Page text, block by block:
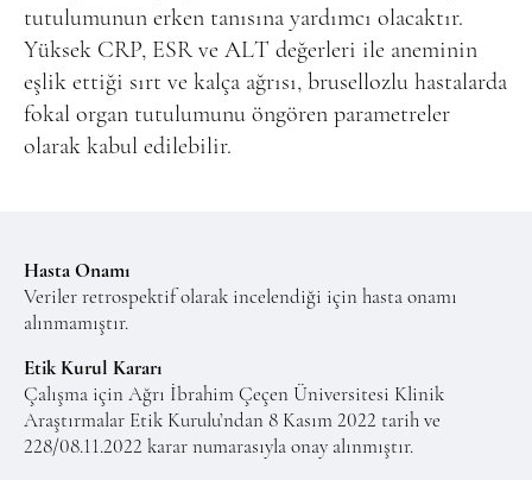
tutulumunun erken tanısına yardımcı olacaktır.
Yüksek CRP, ESR ve ALT değerleri ile aneminin
eşlik ettiği sırt ve kalça ağrısı, brusellozlu hastalarda
fokal organ tutulumunu öngören parametreler
olarak kabul edilebilir.
Hasta Onamı
Veriler retrospektif olarak incelendiği için hasta onamı
alınmamıştır.
Etik Kurul Kararı
Çalışma için Ağrı İbrahim Çeçen Üniversitesi Klinik
Araştırmalar Etik Kurulu’ndan 8 Kasım 2022 tarih ve
228/08.11.2022 karar numarasıyla onay alınmıştır.